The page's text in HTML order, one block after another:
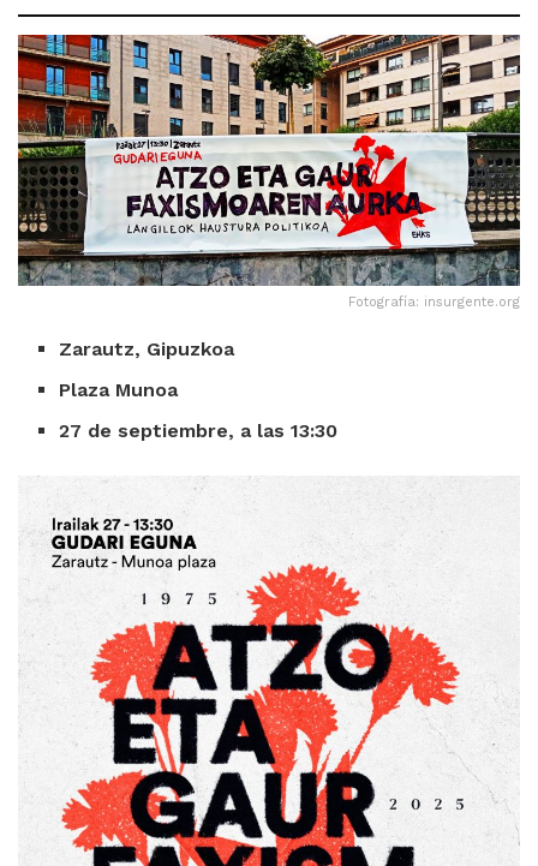
Fotografía: insurgente.org
Zarautz, Gipuzkoa
Plaza Munoa
27 de septiembre, a las 13:30